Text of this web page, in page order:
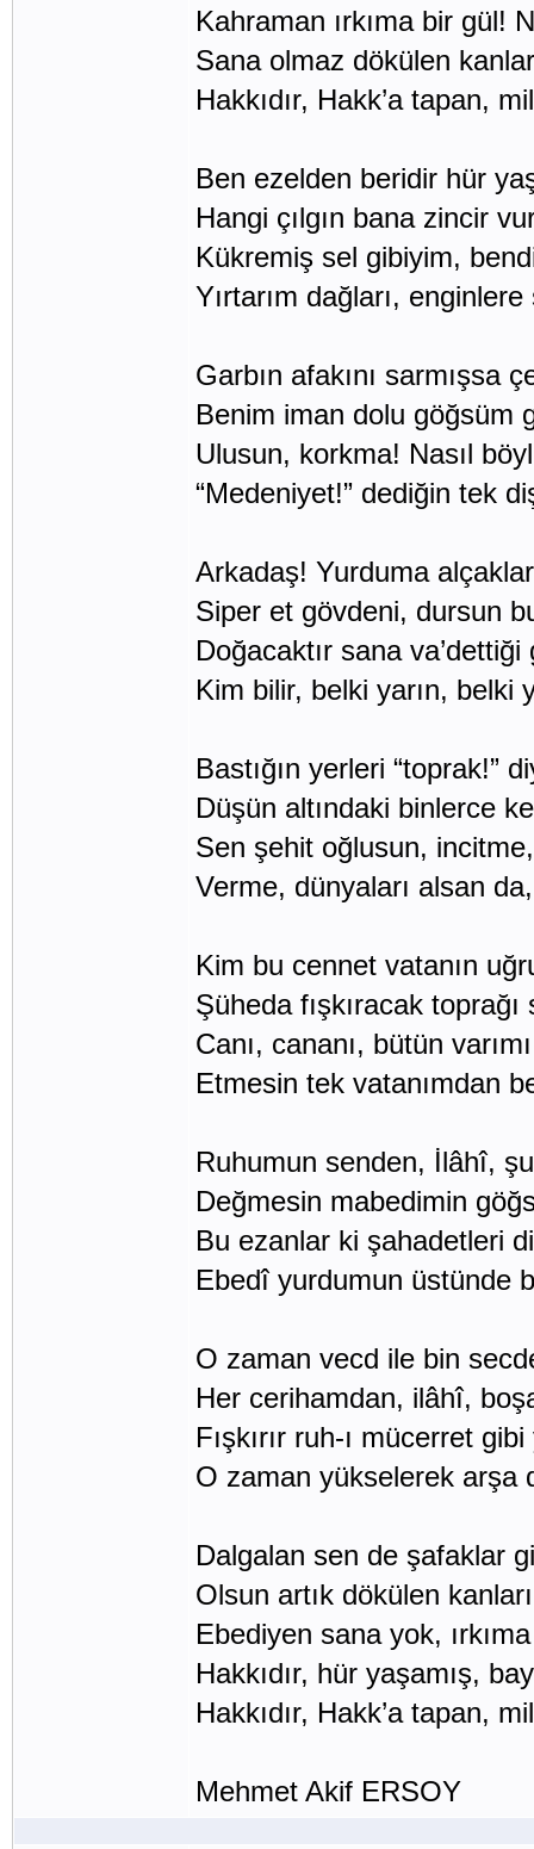
Kahraman ırkıma bir gül!
Sana olmaz dökülen
Hakkıdır, Hakk’a tapan,
Ben ezelden beridir hür
Hangi çılgın bana zincir
Kükremiş sel gibiyim,
Yırtarım dağları,
Garbın afakını sarmışsa
Benim iman dolu göğsüm
Ulusun, korkma! Nasıl
“Medeniyet!” dediğin tek
Arkadaş! Yurduma
Siper et gövdeni, dursun
Doğacaktır sana va’dettiği
Kim bilir, belki yarın, belki
Bastığın yerleri “toprak!”
Düşün altındaki binlerce
Sen şehit oğlusun, incitme,
Verme, dünyaları alsan
Kim bu cennet vatanın
Şüheda fışkıracak
Canı, cananı, bütün
Etmesin tek vatanımdan
Ruhumun senden, İlâhî,
Değmesin mabedimin
Bu ezanlar ki şahadetleri
Ebedî yurdumun üstünde
O zaman vecd ile bin
Her cerihamdan, ilâhî,
Fışkırır ruh-ı mücerret
O zaman yükselerek arşa
Dalgalan sen de şafaklar
Olsun artık dökülen
Ebediyen sana yok,
Hakkıdır, hür yaşamış,
Hakkıdır, Hakk’a tapan,
Mehmet Akif ERSOY